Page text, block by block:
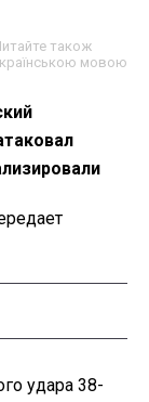
також
мовою
удара 38-